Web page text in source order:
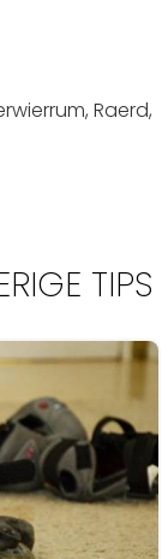
Raerd,
TIPS